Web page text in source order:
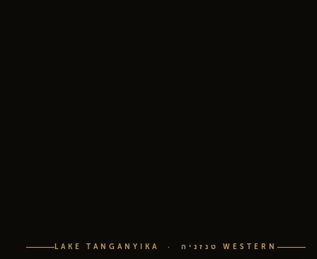
WESTERN טנזניה · LAKE TANGANYIKA